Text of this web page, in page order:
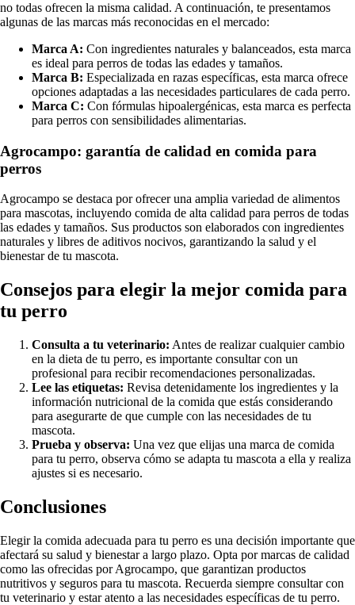
no todas ofrecen la misma calidad. A continuación, te presentamos
algunas de las marcas más reconocidas en el mercado:
Marca A: Con ingredientes naturales y balanceados, esta marca
es ideal para perros de todas las edades y tamaños.
Marca B: Especializada en razas específicas, esta marca ofrece
opciones adaptadas a las necesidades particulares de cada perro.
Marca C: Con fórmulas hipoalergénicas, esta marca es perfecta
para perros con sensibilidades alimentarias.
Agrocampo: garantía de calidad en comida para
perros
Agrocampo se destaca por ofrecer una amplia variedad de alimentos
para mascotas, incluyendo comida de alta calidad para perros de todas
las edades y tamaños. Sus productos son elaborados con ingredientes
naturales y libres de aditivos nocivos, garantizando la salud y el
bienestar de tu mascota.
Consejos para elegir la mejor comida para
tu perro
Consulta a tu veterinario: Antes de realizar cualquier cambio
en la dieta de tu perro, es importante consultar con un
profesional para recibir recomendaciones personalizadas.
Lee las etiquetas: Revisa detenidamente los ingredientes y la
información nutricional de la comida que estás considerando
para asegurarte de que cumple con las necesidades de tu
mascota.
Prueba y observa: Una vez que elijas una marca de comida
para tu perro, observa cómo se adapta tu mascota a ella y realiza
ajustes si es necesario.
Conclusiones
Elegir la comida adecuada para tu perro es una decisión importante que
afectará su salud y bienestar a largo plazo. Opta por marcas de calidad
como las ofrecidas por Agrocampo, que garantizan productos
nutritivos y seguros para tu mascota. Recuerda siempre consultar con
tu veterinario y estar atento a las necesidades específicas de tu perro.